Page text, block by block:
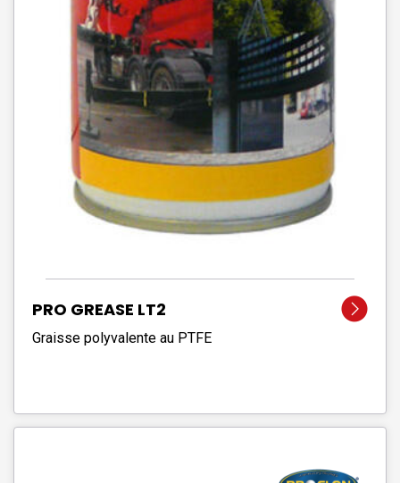
PRO GREASE LT2
Graisse polyvalente au PTFE